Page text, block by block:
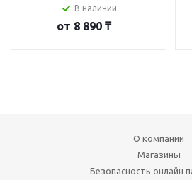
В наличии
от 8 890 ₸
О компании
Магазины
Безопасность онлайн